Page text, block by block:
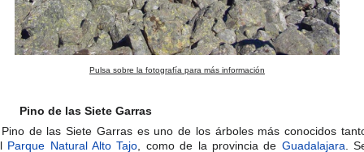
Pulsa sobre la fotografía para más información
Pino de las Siete Garras
de las Siete Garras es uno de los árboles más conocidos
Parque Natural Alto Tajo , como de la provincia de Guadalajara .